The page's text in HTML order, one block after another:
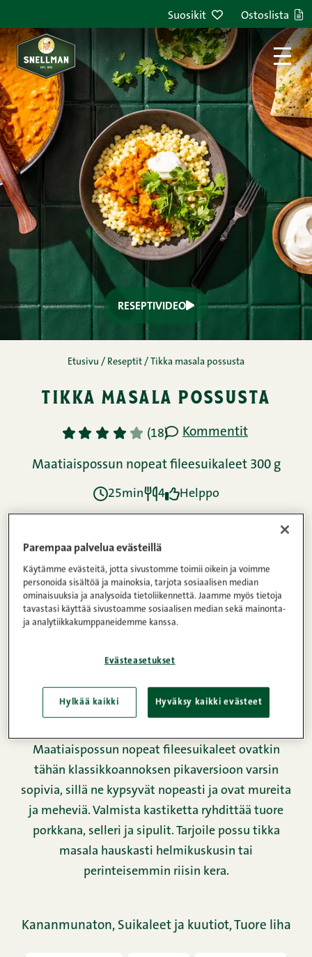
Suosikit Ostoslista
Syksy
tikka masala possusta:
ohje videoina
Parempaa palvelua evästeillä
Käytämme evästeitä, jotta sivustomme toimii oikein ja voimme
personoida sisältöä ja mainoksia, tarjota sosiaalisen median
ominaisuuksia ja analysoida tietoliikennettä. Jaamme myös tietoja
tavastasi käyttää sivustoamme sosiaalisen median sekä mainonta-
ja analytiikkakumppaneidemme kanssa.
Evästeasetukset
Hylkää kaikki Hyväksy kaikki evästeet